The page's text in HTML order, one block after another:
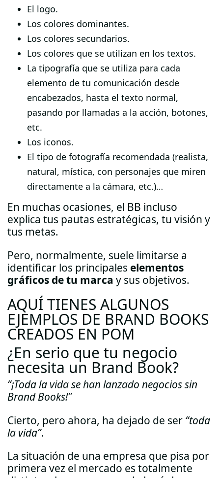
El logo.
Los colores dominantes.
Los colores secundarios.
Los colores que se utilizan en los textos.
La tipografía que se utiliza para cada
elemento de tu comunicación desde
encabezados, hasta el texto normal,
pasando por llamadas a la acción, botones,
etc.
Los iconos.
El tipo de fotografía recomendada (realista,
natural, mística, con personajes que miren
directamente a la cámara, etc.)…
En muchas ocasiones, el BB incluso
explica tus pautas estratégicas, tu visión y
tus metas.
Pero, normalmente, suele limitarse a
identificar los principales elementos
gráficos de tu marca y sus objetivos.
AQUÍ TIENES ALGUNOS
EJEMPLOS DE BRAND BOOKS
CREADOS EN POM
¿En serio que tu negocio
necesita un Brand Book?
“¡Toda la vida se han lanzado negocios sin
Brand Books!”
Cierto, pero ahora, ha dejado de ser “toda
la vida”.
La situación de una empresa que pisa por
primera vez el mercado es totalmente